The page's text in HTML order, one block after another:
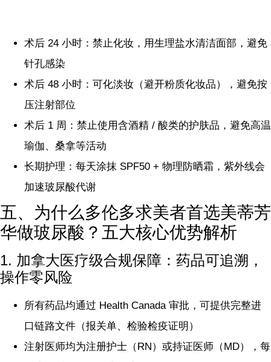
术后 24 小时：禁止化妆，用生理盐水清洁面部，避免
针孔感染
术后 48 小时：可化淡妆（避开粉质化妆品），避免按
压注射部位
术后 1 周：禁止使用含酒精 / 酸类的护肤品，避免高温
瑜伽、桑拿等活动
长期护理：每天涂抹 SPF50 + 物理防晒霜，紫外线会
加速玻尿酸代谢
五、为什么多伦多求美者首选美蒂芳
华做玻尿酸？五大核心优势解析
1. 加拿大医疗级合规保障：药品可追溯，
操作零风险
所有药品均通过 Health Canada 审批，可提供完整进
口链路文件（报关单、检验检疫证明）
注射医师均为注册护士（RN）或持证医师（MD），每